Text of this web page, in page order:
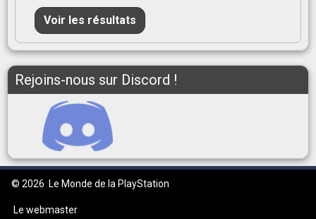
Voir les résultats
Rejoins-nous sur Discord !
© 2026 Le Monde de la PlayStation
Le webmaster